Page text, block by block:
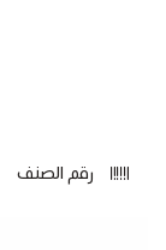
رقم الصنف